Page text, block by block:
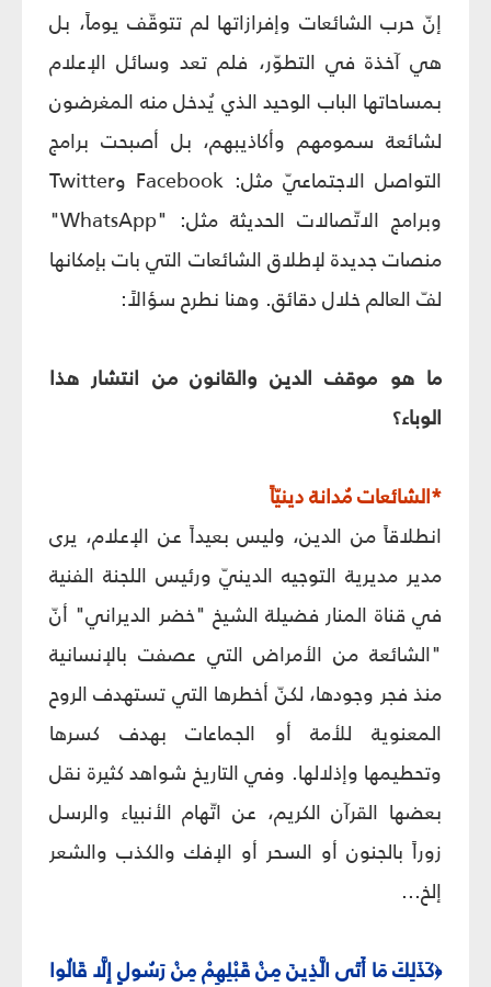
إنّ حرب الشائعات وإفرازاتها لم تتوقّف يوماً، بل
هي آخذة في التطوّر، فلم تعد وسائل الإعلام
بمساحاتها الباب الوحيد الذي يُدخل منه المغرضون
لشائعة سمومهم وأكاذيبهم، بل أصبحت برامج
التواصل الاجتماعيّ مثل: Facebook وTwitter
وبرامج الاتّصالات الحديثة مثل: "WhatsApp"
منصات جديدة لإطلاق الشائعات التي بات بإمكانها
لفّ العالم خلال دقائق. وهنا نطرح سؤالاً:
ما هو موقف الدين والقانون من انتشار هذا
الوباء؟
*الشائعات مُدانة دينيّاً
انطلاقاً من الدين، وليس بعيداً عن الإعلام، يرى
مدير مديرية التوجيه الدينيّ ورئيس اللجنة الفنية
في قناة المنار فضيلة الشيخ "خضر الديراني" أنّ
"الشائعة من الأمراض التي عصفت بالإنسانية
منذ فجر وجودها، لكنّ أخطرها التي تستهدف الروح
المعنوية للأمة أو الجماعات بهدف كسرها
وتحطيمها وإذلالها. وفي التاريخ شواهد كثيرة نقل
بعضها القرآن الكريم، عن اتّهام الأنبياء والرسل
زوراً بالجنون أو السحر أو الإفك والكذب والشعر
إلخ...
﴿كَذَلِكَ مَا أَتَى الَّذِينَ مِنْ قَبْلِهِمْ مِنْ رَسُولٍ إِلَّا قَالُوا